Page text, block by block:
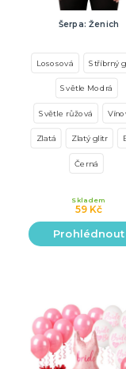
Šerpa: Ženich
Lososová Stříbrný
Světle Modrá
Světle růžová
Zlatá Zlatý glitr
Černá
59 Kč
Skladem
Prohlédnout